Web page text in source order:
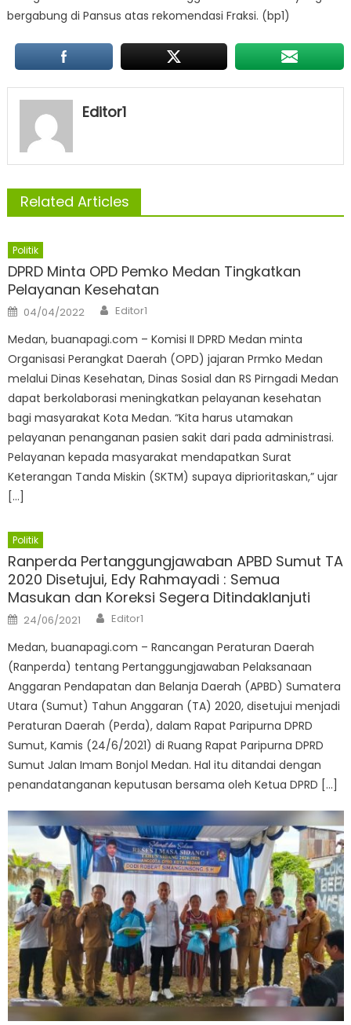
bergabung di Pansus atas rekomendasi Fraksi. (bp1)
Editor1
Related Articles
Politik
DPRD Minta OPD Pemko Medan Tingkatkan
Pelayanan Kesehatan
Posted
on
04/04/2022 Author
Editor1
Medan, buanapagi.com – Komisi II DPRD Medan minta
Organisasi Perangkat Daerah (OPD) jajaran Prmko Medan
melalui Dinas Kesehatan, Dinas Sosial dan RS Pirngadi Medan
dapat berkolaborasi meningkatkan pelayanan kesehatan
bagi masyarakat Kota Medan. “Kita harus utamakan
pelayanan penanganan pasien sakit dari pada administrasi.
Pelayanan kepada masyarakat mendapatkan Surat
Keterangan Tanda Miskin (SKTM) supaya diprioritaskan,” ujar
[…]
Politik
Ranperda Pertanggungjawaban APBD Sumut TA
2020 Disetujui, Edy Rahmayadi : Semua
Masukan dan Koreksi Segera Ditindaklanjuti
Posted
on
24/06/2021 Author
Editor1
Medan, buanapagi.com – Rancangan Peraturan Daerah
(Ranperda) tentang Pertanggungjawaban Pelaksanaan
Anggaran Pendapatan dan Belanja Daerah (APBD) Sumatera
Utara (Sumut) Tahun Anggaran (TA) 2020, disetujui menjadi
Peraturan Daerah (Perda), dalam Rapat Paripurna DPRD
Sumut, Kamis (24/6/2021) di Ruang Rapat Paripurna DPRD
Sumut Jalan Imam Bonjol Medan. Hal itu ditandai dengan
penandatanganan keputusan bersama oleh Ketua DPRD […]